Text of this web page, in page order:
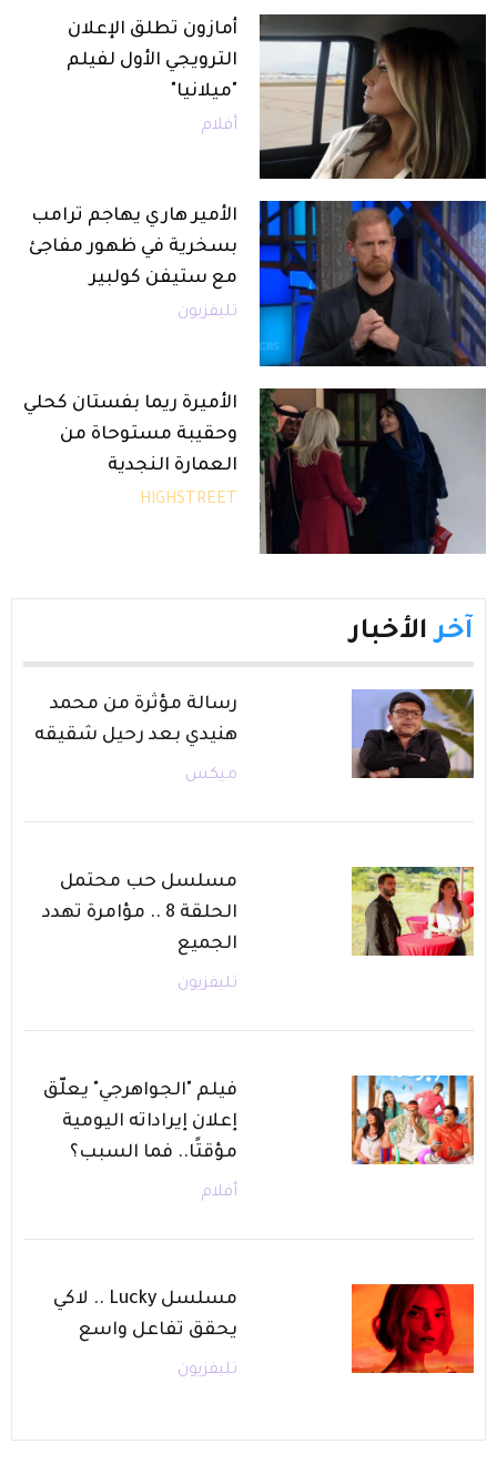
أمازون تطلق الإعلان
الترويجي الأول لفيلم
"ميلانيا"
أفلام
الأمير هاري يهاجم ترامب
بسخرية في ظهور مفاجئ
مع ستيفن كولبير
تليفزيون
الأميرة ريما بفستان كحلي
وحقيبة مستوحاة من
العمارة النجدية
HIGHSTREET
آخر الأخبار
رسالة مؤثرة من محمد
هنيدي بعد رحيل شقيقه
ميكس
مسلسل حب محتمل
الحلقة 8 .. مؤامرة تهدد
الجميع
تليفزيون
فيلم "الجواهرجي" يعلّق
إعلان إيراداته اليومية
مؤقتًا.. فما السبب؟
أفلام
مسلسل Lucky .. لاكي
يحقق تفاعل واسع
تليفزيون